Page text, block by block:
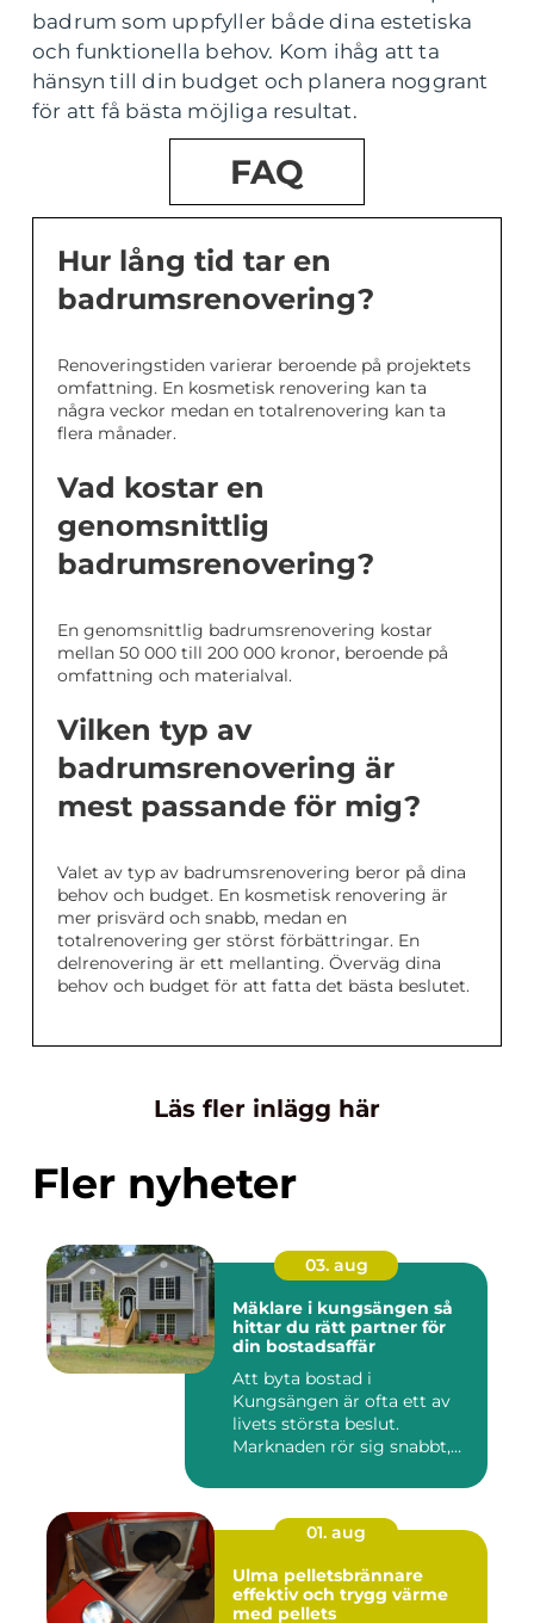
badrum som uppfyller både dina estetiska
och funktionella behov. Kom ihåg att ta
hänsyn till din budget och planera noggrant
för att få bästa möjliga resultat.
FAQ
Hur lång tid tar en
badrumsrenovering?
Renoveringstiden varierar beroende på projektets
omfattning. En kosmetisk renovering kan ta
några veckor medan en totalrenovering kan ta
flera månader.
Vad kostar en
genomsnittlig
badrumsrenovering?
En genomsnittlig badrumsrenovering kostar
mellan 50 000 till 200 000 kronor, beroende på
omfattning och materialval.
Vilken typ av
badrumsrenovering är
mest passande för mig?
Valet av typ av badrumsrenovering beror på dina
behov och budget. En kosmetisk renovering är
mer prisvärd och snabb, medan en
totalrenovering ger störst förbättringar. En
delrenovering är ett mellanting. Överväg dina
behov och budget för att fatta det bästa beslutet.
Läs fler inlägg här
Fler nyheter
03. aug
Mäklare i kungsängen så
hittar du rätt partner för
din bostadsaffär
Att byta bostad i
Kungsängen är ofta ett av
livets största beslut.
Marknaden rör sig snabbt,
01. aug
Ulma pelletsbrännare
effektiv och trygg värme
med pellets